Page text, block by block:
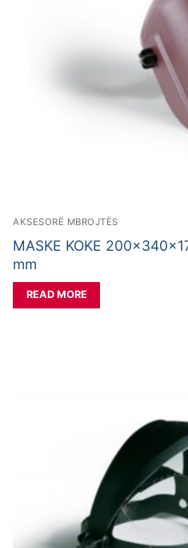
AKSESORË MBROJTËS
MASKE KOKE
mm
READ MORE